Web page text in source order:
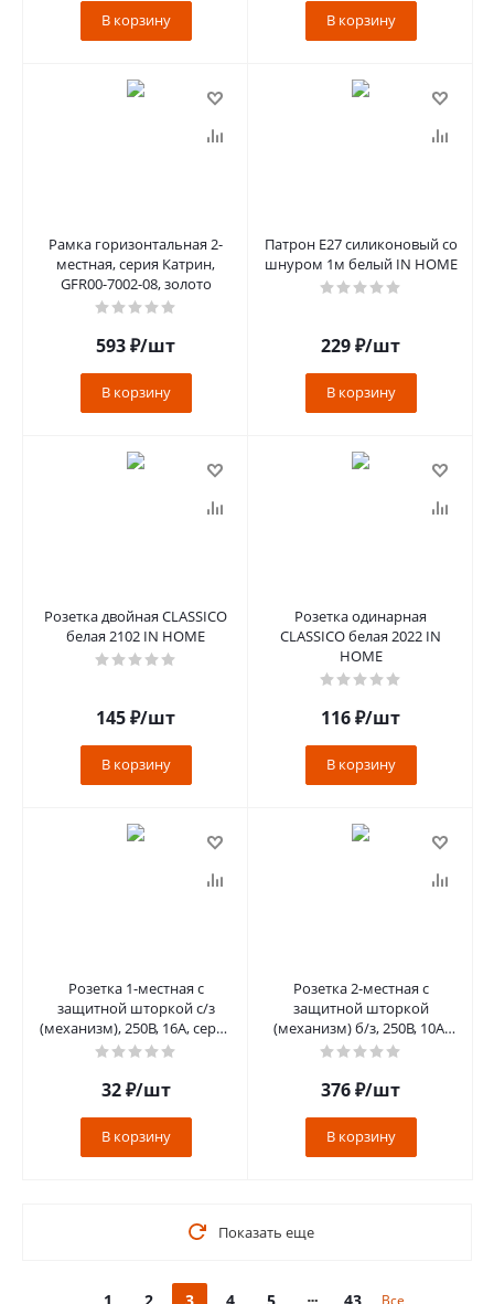
В корзину В корзину
Рамка горизонтальная 2-
местная, серия Катрин,
GFR00-7002-08, золото
593₽/шт
В корзину
Патрон Е27 силиконовый со
шнуром 1м белый IN HOME
229₽/шт
В корзину
Розетка двойная CLASSICO
белая 2102 IN HOME
145₽/шт
В корзину
Розетка одинарная
CLASSICO белая 2022 IN
HOME
116₽/шт
В корзину
Розетка 1-местная с
защитной шторкой с/з
(механизм), 250В, 16А, серия
Катрин, GLS16-7110-04,
32₽/шт
В корзину
Розетка 2-местная с
защитной шторкой
(механизм) б/з, 250В, 10А,
серия Катрин, GLS10-7113-
376₽/шт
В корзину
Показать еще
Все